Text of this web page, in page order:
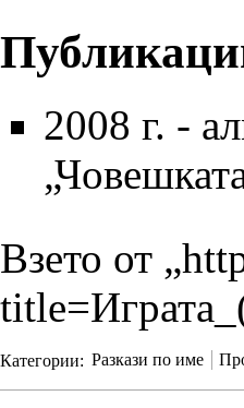
2008 г. -
„
Взето от „
Категории: Разкази по име